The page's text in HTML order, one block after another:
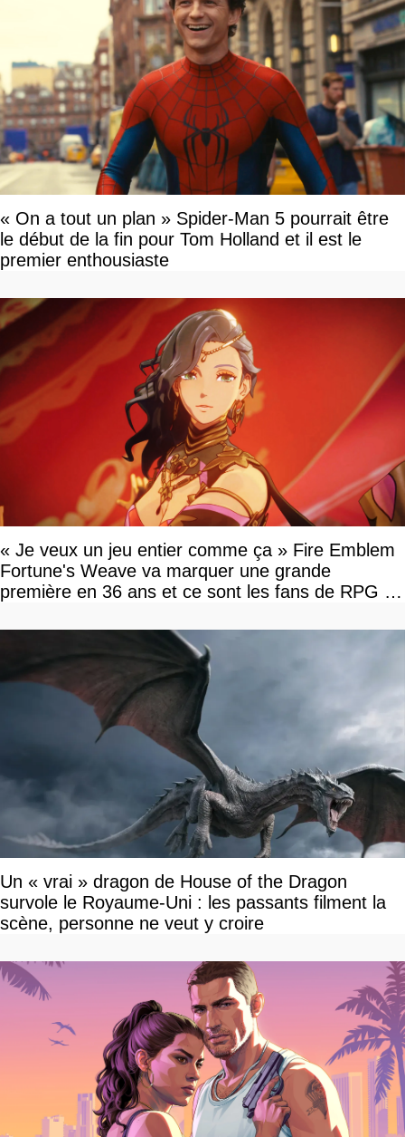
« On a tout un plan » Spider-Man 5 pourrait être
le début de la fin pour Tom Holland et il est le
premier enthousiaste
« Je veux un jeu entier comme ça » Fire Emblem
Fortune's Weave va marquer une grande
première en 36 ans et ce sont les fans de RPG en
Un « vrai » dragon de House of the Dragon
survole le Royaume-Uni : les passants filment la
scène, personne ne veut y croire